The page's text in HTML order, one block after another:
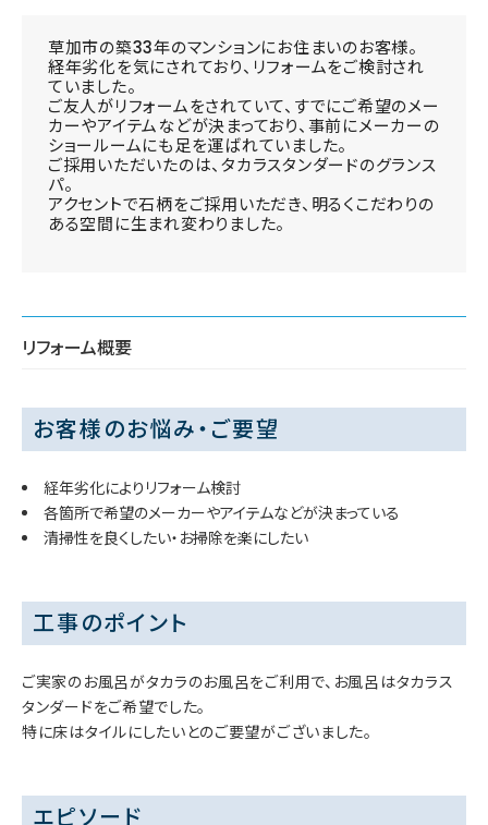
草加市の築33年のマンションにお住まいのお客様。
経年劣化を気にされており、リフォームをご検討され
ていました。
ご友人がリフォームをされていて、すでにご希望のメー
カーやアイテムなどが決まっており、事前にメーカーの
ショールームにも足を運ばれていました。
ご採用いただいたのは、タカラスタンダードのグランス
パ。
アクセントで石柄をご採用いただき、明るくこだわりの
ある空間に生まれ変わりました。
リフォーム概要
お客様のお悩み・ご要望
経年劣化によりリフォーム検討
各箇所で希望のメーカーやアイテムなどが決まっている
清掃性を良くしたい・お掃除を楽にしたい
工事のポイント
ご実家のお風呂がタカラのお風呂をご利用で、お風呂はタカラス
タンダードをご希望でした。
特に床はタイルにしたいとのご要望がございました。
エピソード